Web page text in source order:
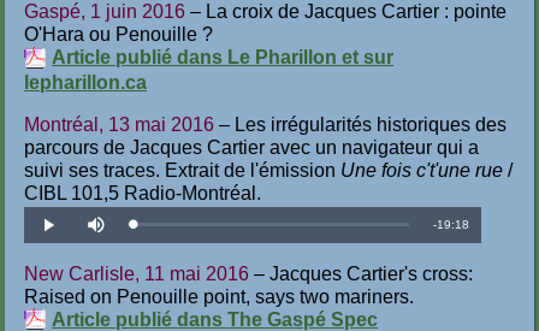
Gaspé, 1 juin 2016 – La croix de Jacques Cartier : pointe
O'Hara ou Penouille ?
Article publié dans Le Pharillon et sur
lepharillon.ca
Montréal, 13 mai 2016 – Les irrégularités historiques des
parcours de Jacques Cartier avec un navigateur qui a
suivi ses traces. Extrait de l'émission Une fois c't'une rue /
CIBL 101,5 Radio-Montréal.
Lecture Désactiver
le
Téléchargé:
Temps
-19:18
New Carlisle, 11 mai 2016 – Jacques Cartier's cross:
Raised on Penouille point, says two mariners.
Article publié dans The Gaspé Spec